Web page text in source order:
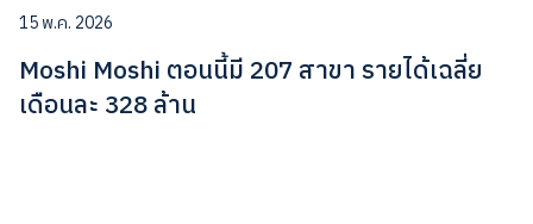
15 พ.ค. 2026
Moshi Moshi ตอนนี้มี 207 สาขา รายได้เฉลี่ย
เดือนละ 328 ล้าน